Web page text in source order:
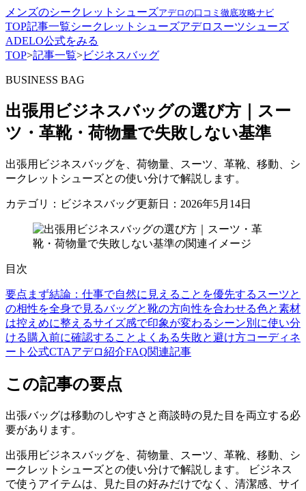
メンズのシークレットシューズアデロの口コミ徹底攻略ナビ
TOP記事一覧シークレットシューズアデロ スーツシューズ
ADELO公式をみる
TOP>記事一覧>ビジネスバッグ
BUSINESS BAG
出張用ビジネスバッグの選び方｜スー
ツ・革靴・荷物量で失敗しない基準
出張用ビジネスバッグを、荷物量、スーツ、革靴、移動、シ
ークレットシューズとの使い分けで解説します。
カテゴリ：ビジネスバッグ更新日：2026年5月14日
目次
要点 まず結論：仕事で自然に見えることを優先する スーツと
の相性を全身で見るバッグと靴の方向性を合わせる色と素材
は控えめに整えるサイズ感で印象が変わる シーン別に使い分
ける購入前に確認すること よくある失敗と避け方コーディネ
ート 公式CTAアデロ紹介FAQ関連記事
この記事の要点
出張バッグは移動のしやすさと商談時の見た目を両立する必
要があります。
出張用ビジネスバッグを、荷物量、スーツ、革靴、移動、シ
ークレットシューズとの使い分けで解説します。 ビジネス
で使うアイテムは、見た目の好みだけでなく、清潔感、サイ